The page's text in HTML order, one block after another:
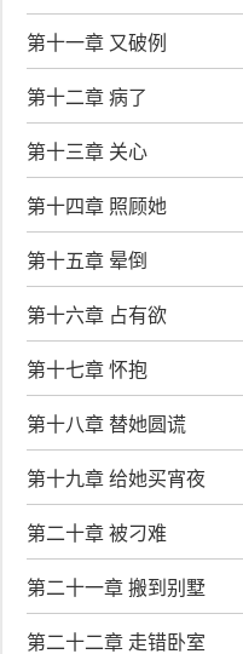
第十一章 又破例
第十二章 病了
第十三章 关心
第十四章 照顾她
第十五章 晕倒
第十六章 占有欲
第十七章 怀抱
第十八章 替她圆谎
第十九章 给她买宵夜
第二十章 被刁难
第二十一章 搬到别墅
第二十二章 走错卧室